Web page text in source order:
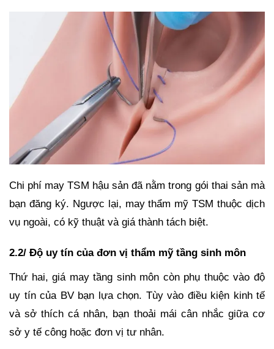
Chi phí may TSM hậu sản đã nằm trong gói thai sản mà
bạn đăng ký. Ngược lại, may thẩm mỹ TSM thuộc dịch
vụ ngoài, có kỹ thuật và giá thành tách biệt.
2.2/ Độ uy tín của đơn vị thẩm mỹ tầng sinh môn
Thứ hai, giá may tầng sinh môn còn phụ thuộc vào độ
uy tín của BV bạn lựa chọn. Tùy vào điều kiện kinh tế
và sở thích cá nhân, bạn thoải mái cân nhắc giữa cơ
sở y tế công hoặc đơn vị tư nhân.